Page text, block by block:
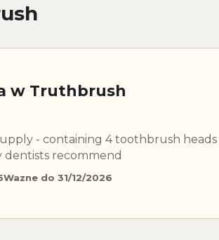
w Truthbrush
- containing 4 toothbrush
dentists recommend
Wazne do 31/12/2026